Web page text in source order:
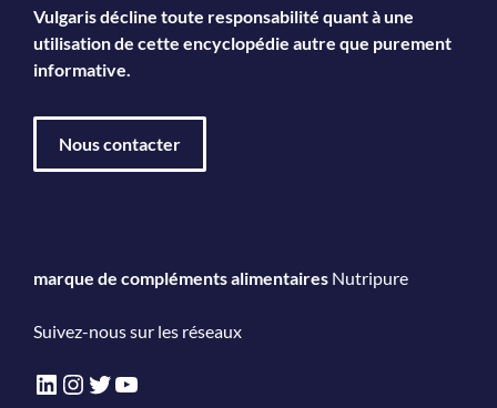
Vulgaris décline toute responsabilité quant à une
utilisation de cette encyclopédie autre que purement
informative.
Nous contacter
marque de compléments alimentaires Nutripure
Suivez-nous sur les réseaux
LinkedIn
Instagram
Twitter
YouTube